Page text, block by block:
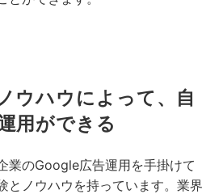
ウハウによって、自
用ができる
業のGoogle広告運用を手掛けて
とノウハウを持っています。業界